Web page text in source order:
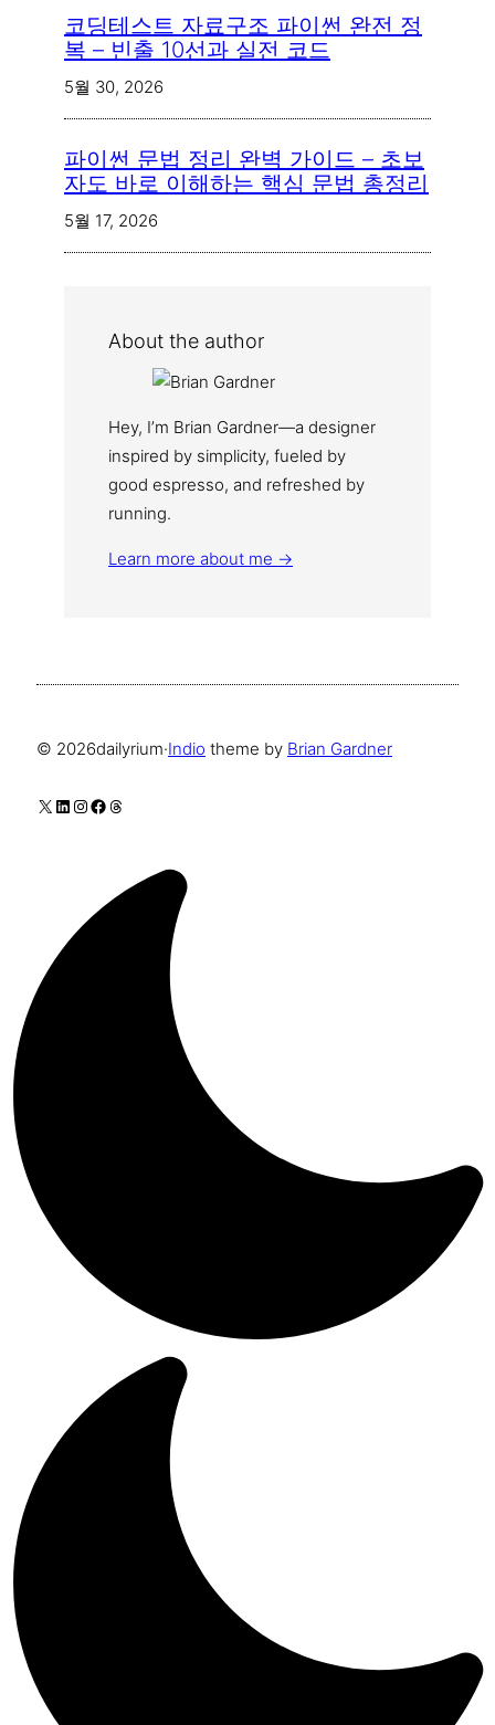
코딩테스트 자료구조 파이썬 완전 정
복 – 빈출 10선과 실전 코드
5월 30, 2026
파이썬 문법 정리 완벽 가이드 – 초보
자도 바로 이해하는 핵심 문법 총정리
5월 17, 2026
About the author
Hey, I’m Brian Gardner—a designer
inspired by simplicity, fueled by
good espresso, and refreshed by
running.
Learn more about me →
© 2026dailyrium·Indio theme by Brian Gardner
X LinkedIn
Instagram
Facebook
Threads